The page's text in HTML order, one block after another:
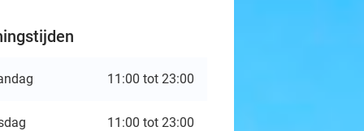
11:00 tot 23:00
11:00 tot 23:00